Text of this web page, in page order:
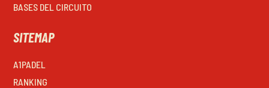
BASES DEL CIRCUITO
SITEMAP
A1PADEL
RANKING